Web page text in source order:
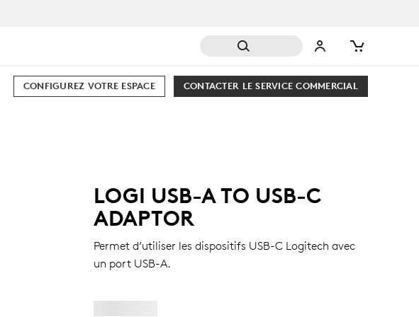
CONTACTER LE SERVICE COMMERCIAL
CONFIGUREZ VOTRE ESPACE
LOGI USB-A TO USB-C
ADAPTOR
Permet d’utiliser les dispositifs USB-C Logitech avec
un port USB-A.